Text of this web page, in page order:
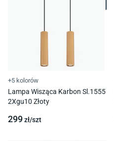
+5 kolorów
Lampa Wisząca Karbon Sl.1555
2Xgu10 Złoty
299zł/szt